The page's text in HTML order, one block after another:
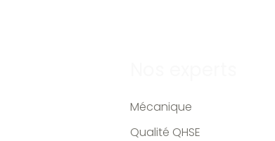
Mécanique
Qualité QHSE